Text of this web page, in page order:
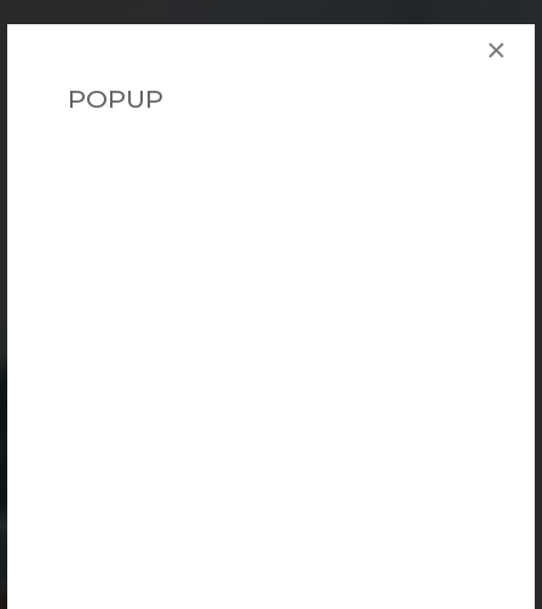
POPUP
×